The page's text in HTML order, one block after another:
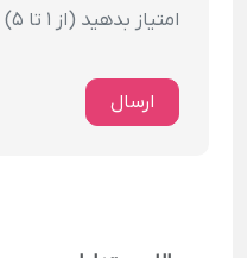
امتیاز بدهید (از 1 تا 5) :
ارسال